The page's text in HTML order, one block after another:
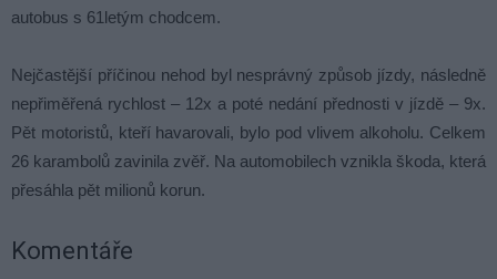
autobus s 61letým chodcem.
Nejčastější příčinou nehod byl nesprávný způsob jízdy, následně
nepřiměřená rychlost – 12x a poté nedání přednosti v jízdě – 9x.
Pět motoristů, kteří havarovali, bylo pod vlivem alkoholu. Celkem
26 karambolů zavinila zvěř. Na automobilech vznikla škoda, která
přesáhla pět milionů korun.
Komentáře